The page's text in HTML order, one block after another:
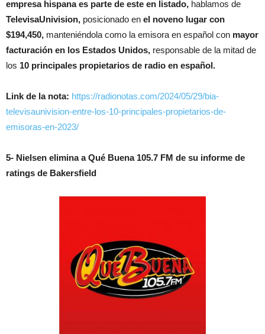
empresa hispana es parte de este en listado, hablamos de
TelevisaUnivision, posicionado en el noveno lugar con
$194,450, manteniéndola como la emisora ​​en español con mayor
facturación en los Estados Unidos, responsable de la mitad de
los 10 principales propietarios de radio en español.
Link de la nota: https://radionotas.com/2024/05/29/bia-
televisaunivision-entre-los-10-principales-propietarios-de-
emisoras-en-2023/
5- Nielsen elimina a Qué Buena 105.7 FM de su informe de
ratings de Bakersfield